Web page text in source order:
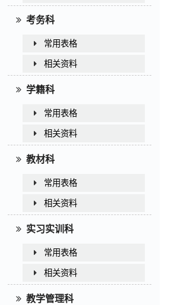
考务科
常用表格
相关资料
学籍科
常用表格
相关资料
教材科
常用表格
相关资料
实习实训科
常用表格
相关资料
教学管理科